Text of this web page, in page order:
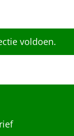
voldoen.